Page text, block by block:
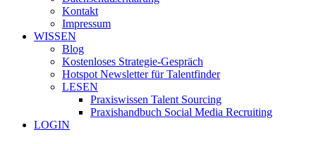
Kontakt
Impressum
WISSEN
Blog
Kostenloses Strategie-Gespräch
Hotspot Newsletter für Talentfinder
LESEN
Praxiswissen Talent Sourcing
Praxishandbuch Social Media Recruiting
LOGIN